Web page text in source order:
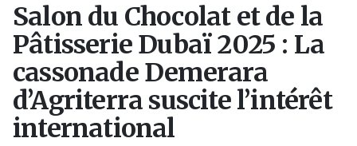
Salon du Chocolat et de la
Pâtisserie Dubaï 2025 : La
cassonade Demerara
d’Agriterra suscite l’intérêt
international